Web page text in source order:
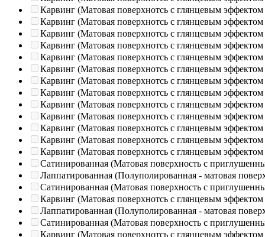
Карвинг (Матовая поверхнотсь с глянцевым эффектом
Карвинг (Матовая поверхнотсь с глянцевым эффектом
Карвинг (Матовая поверхнотсь с глянцевым эффектом
Карвинг (Матовая поверхнотсь с глянцевым эффектом
Карвинг (Матовая поверхнотсь с глянцевым эффектом
Карвинг (Матовая поверхнотсь с глянцевым эффектом
Карвинг (Матовая поверхнотсь с глянцевым эффектом
Карвинг (Матовая поверхнотсь с глянцевым эффектом
Карвинг (Матовая поверхнотсь с глянцевым эффектом
Карвинг (Матовая поверхнотсь с глянцевым эффектом
Карвинг (Матовая поверхнотсь с глянцевым эффектом
Карвинг (Матовая поверхнотсь с глянцевым эффектом
Карвинг (Матовая поверхнотсь с глянцевым эффектом
Сатинированная (Матовая поверхность с
Лаппатированная (Полуполированная - матовая
Сатинированная (Матовая поверхность с
Карвинг (Матовая поверхнотсь с глянцевым эффектом
Лаппатированная (Полуполированная - матовая
Сатинированная (Матовая поверхность с
Карвинг (Матовая поверхнотсь с глянцевым эффектом